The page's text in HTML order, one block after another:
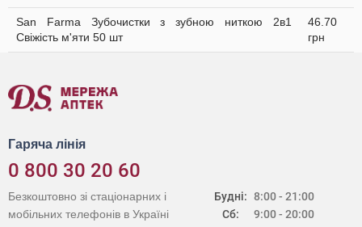
San Farma Зубочистки з зубною ниткою 2в1
Свіжість м'яти 50 шт
46.70
грн
Гаряча лінія
0 800 30 20 60
Будні:
Сб:
8:00 - 21:00
9:00 - 20:00
Безкоштовно зі стаціонарних і
мобільних телефонів в Україні